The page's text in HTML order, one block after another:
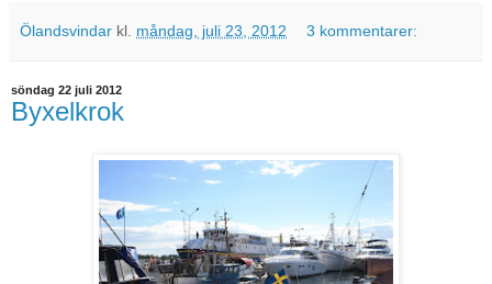
Ölandsvindar kl. måndag, juli 23, 2012 3 kommentarer:
söndag 22 juli 2012
Byxelkrok